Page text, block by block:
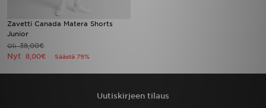
Zavetti Canada Matera Shorts
Junior
Oli38,00€
Nyt 8,00€ Säästä 79%
Uutiskirjeen tilaus